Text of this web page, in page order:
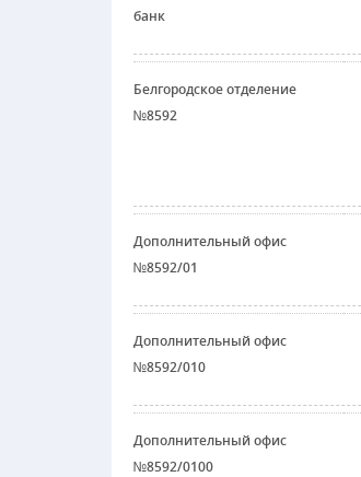
банк
Белгородское отделение
№8592
Дополнительный офис
№8592/01
Дополнительный офис
№8592/010
Дополнительный офис
№8592/0100